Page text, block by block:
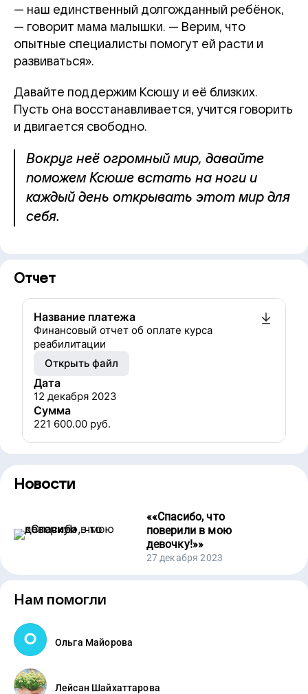
— наш единственный долгожданный ребёнок,
— говорит мама малышки. — Верим, что
опытные специалисты помогут ей расти и
развиваться».
Давайте поддержим Ксюшу и её близких.
Пусть она восстанавливается, учится говорить
и двигается свободно.
Вокруг неё огромный мир, давайте
поможем Ксюше встать на ноги и
каждый день открывать этот мир для
себя.
Отчет
Название платежа
Финансовый отчет об оплате курса
реабилитации
Открыть файл
Дата
12 декабря 2023
Сумма
221 600.00 руб.
Новости
««Спасибо, что
поверили в мою
девочку!»»
27 декабря 2023
Нам помогли
Ольга Майорова
Лейсан Шайхаттарова